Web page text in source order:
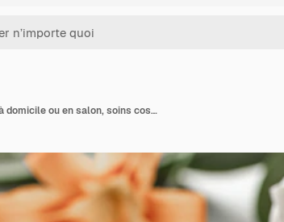
Cosmétiques naturels pour les soins de spa à domicile ou en salon, soins cosmétiques de la peau.